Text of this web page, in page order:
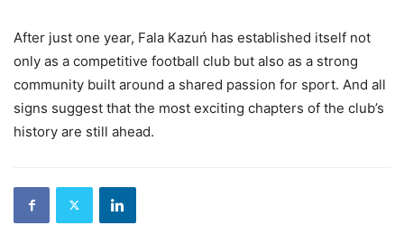
After just one year, Fala Kazuń has established itself not
only as a competitive football club but also as a strong
community built around a shared passion for sport. And all
signs suggest that the most exciting chapters of the club’s
history are still ahead.